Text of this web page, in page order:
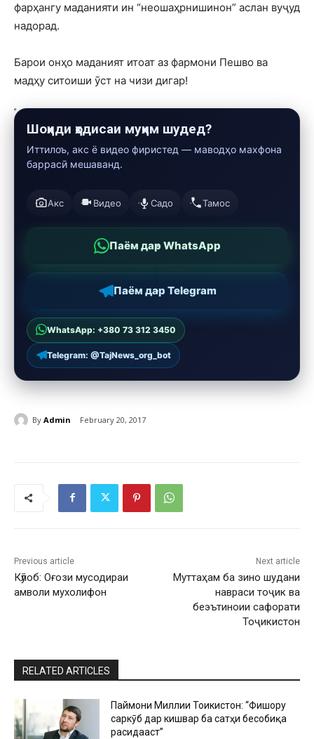
фарҳангу маданияти ин “неошаҳрнишинон” аслан вуҷуд
надорад.
Барои онҳо маданият итоат аз фармони Пешво ва
мадҳу ситоиши ӯст на чизи дигар!
Шоҳиди ҳодисаи муҳим шудед?
Иттилоъ, акс ё видео фиристед — маводҳо махфона
баррасӣ мешаванд.
Акс Видео Садо Тамос
Паём дар WhatsApp
Паём дар Telegram
WhatsApp: +380 73 312 3450
Telegram: @TajNews_org_bot
By Admin February 20, 2017
Previous article
Кӯлоб: Оғози мусодираи
амволи мухолифон
Next article
Муттаҳам ба зино шудани
навраси тоҷик ва
беэътиноии сафорати
Тоҷикистон
RELATED ARTICLES
Паймони Миллии Тоҷикистон: “Фишору
саркӯб дар кишвар ба сатҳи бесобиқа
расидааст”